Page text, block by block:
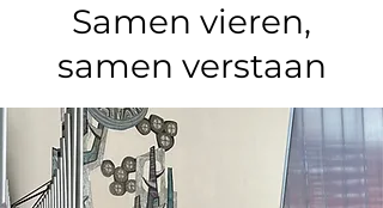
Samen vieren,
samen verstaan